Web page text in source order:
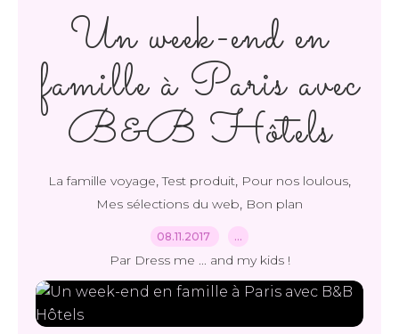
Un week-end en
famille à Paris avec
B&B Hôtels
La famille voyage,Test produit, Pour nos loulous,
Mes sélections du web, Bon plan
08.11.2017 …
Par Dress me ... and my kids !